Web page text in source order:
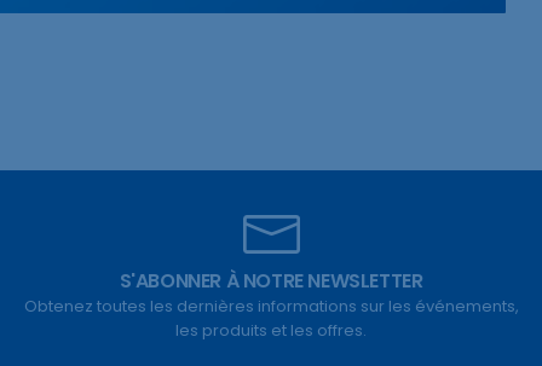
S'ABONNER À NOTRE NEWSLETTER
Obtenez toutes les dernières informations sur les événements,
les produits et les offres.